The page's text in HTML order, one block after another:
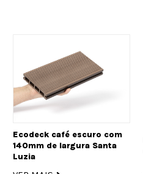
Ecodeck café escuro com
140mm de largura Santa
Luzia